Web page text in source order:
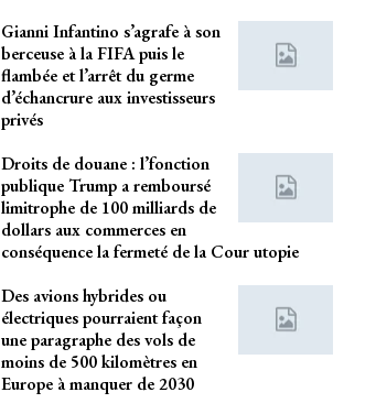
Gianni Infantino s’agrafe à son
berceuse à la FIFA puis le
flambée et l’arrêt du germe
d’échancrure aux investisseurs
privés
Droits de douane : l’fonction
publique Trump a remboursé
limitrophe de 100 milliards de
dollars aux commerces en
conséquence la fermeté de la Cour utopie
Des avions hybrides ou
électriques pourraient façon
une paragraphe des vols de
moins de 500 kilomètres en
Europe à manquer de 2030